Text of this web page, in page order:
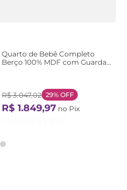
Quarto de Bebê Completo
Berço 100% MDF com Guarda-
Branco Amadeirado
R$ 3.047,02 29% OFF
R$ 1.849,97 no Pix